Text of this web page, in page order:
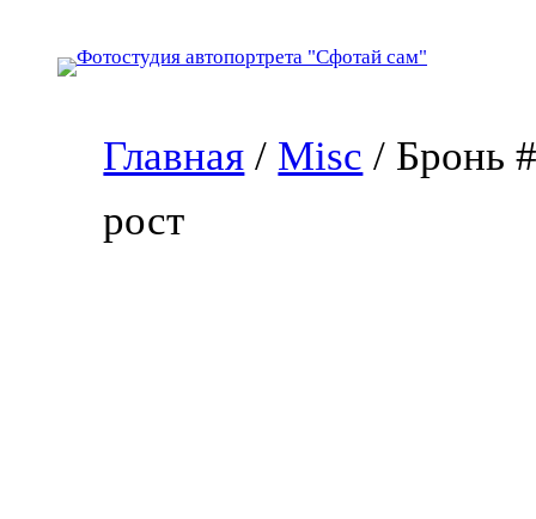
Главная / Misc / Бронь
рост